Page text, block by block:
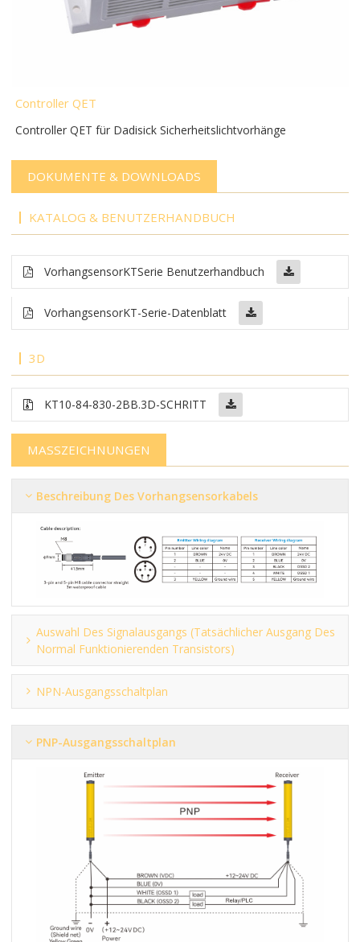
Controller QET
Controller QET für Dadisick Sicherheitslichtvorhänge
DOKUMENTE & DOWNLOADS
KATALOG & BENUTZERHANDBUCH
VorhangsensorKTSerie Benutzerhandbuch
VorhangsensorKT-Serie-Datenblatt
3D
KT10-84-830-2BB.3D-SCHRITT
MASSZEICHNUNGEN
Beschreibung Des Vorhangsensorkabels
Auswahl Des Signalausgangs (tatsächlicher Ausgang Des
Normal Funktionierenden Transistors)
NPN-Ausgangsschaltplan
PNP-Ausgangsschaltplan